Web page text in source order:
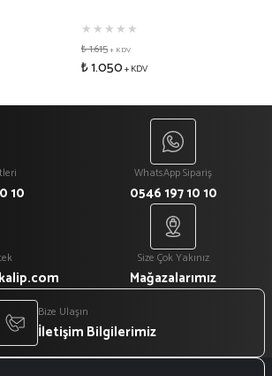
₺ 1.615+ KDV
₺ 1.050+ KDV
10
WhatsApp Sipariş
0546 197 10 10
Size Çok Yakınız
Mağazalarımız
Bize Ulaşın
İletişim Bilgilerimiz